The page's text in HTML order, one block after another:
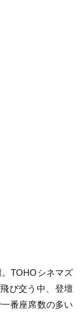
TOHOシネマズ
び交う中、登壇
番座席数の多い